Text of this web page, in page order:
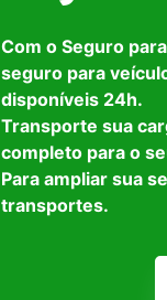
Com o Seguro
seguro para
disponíveis 24h.
Transporte sua
completo para o
Para ampliar sua
transportes.